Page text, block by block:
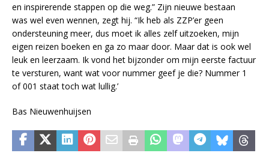
en inspirerende stappen op die weg.” Zijn nieuwe bestaan
was wel even wennen, zegt hij. “Ik heb als ZZP’er geen
ondersteuning meer, dus moet ik alles zelf uitzoeken, mijn
eigen reizen boeken en ga zo maar door. Maar dat is ook wel
leuk en leerzaam. Ik vond het bijzonder om mijn eerste factuur
te versturen, want wat voor nummer geef je die? Nummer 1
of 001 staat toch wat lullig.’
Bas Nieuwenhuijsen